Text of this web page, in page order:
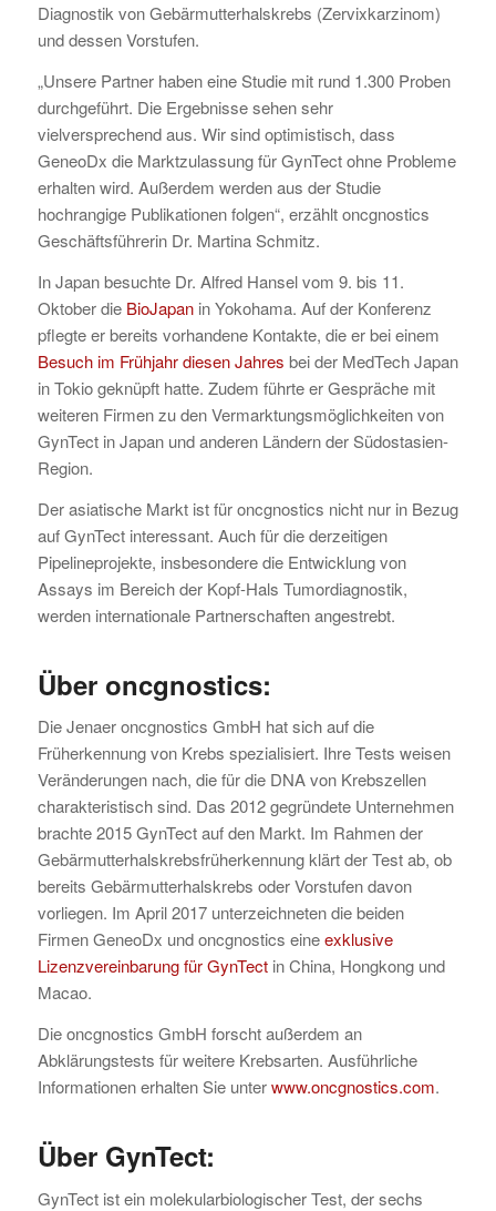
Diagnostik von Gebärmutterhalskrebs (Zervixkarzinom)
und dessen Vorstufen.
„Unsere Partner haben eine Studie mit rund 1.300 Proben
durchgeführt. Die Ergebnisse sehen sehr
vielversprechend aus. Wir sind optimistisch, dass
GeneoDx die Marktzulassung für GynTect ohne Probleme
erhalten wird. Außerdem werden aus der Studie
hochrangige Publikationen folgen“, erzählt oncgnostics
Geschäftsführerin Dr. Martina Schmitz.
In Japan besuchte Dr. Alfred Hansel vom 9. bis 11.
Oktober die BioJapanin Yokohama. Auf der Konferenz
pflegte er bereits vorhandene Kontakte, die er bei einem
Besuch im Frühjahr diesen Jahres bei der MedTech Japan
in Tokio geknüpft hatte. Zudem führte er Gespräche mit
weiteren Firmen zu den Vermarktungsmöglichkeiten von
GynTect in Japan und anderen Ländern der Südostasien-
Region.
Der asiatische Markt ist für oncgnostics nicht nur in Bezug
auf GynTect interessant. Auch für die derzeitigen
Pipelineprojekte, insbesondere die Entwicklung von
Assays im Bereich der Kopf-Hals Tumordiagnostik,
werden internationale Partnerschaften angestrebt.
Über oncgnostics:
Die Jenaer oncgnostics GmbH hat sich auf die
Früherkennung von Krebs spezialisiert. Ihre Tests weisen
Veränderungen nach, die für die DNA von Krebszellen
charakteristisch sind. Das 2012 gegründete Unternehmen
brachte 2015 GynTect auf den Markt. Im Rahmen der
Gebärmutterhalskrebsfrüherkennung klärt der Test ab, ob
bereits Gebärmutterhalskrebs oder Vorstufen davon
vorliegen. Im April 2017 unterzeichneten die beiden
Firmen GeneoDx und oncgnostics eineexklusive
Lizenzvereinbarung für GynTectin China, Hongkong und
Macao.
Die oncgnostics GmbH forscht außerdem an
Abklärungstests für weitere Krebsarten. Ausführliche
Informationen erhalten Sie unterwww.oncgnostics.com.
Über GynTect:
GynTect ist ein molekularbiologischer Test, der sechs